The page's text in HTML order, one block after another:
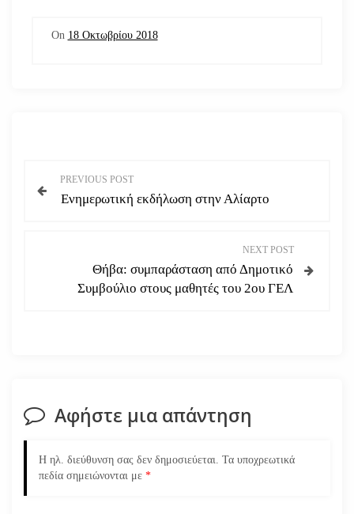
On 18 Οκτωβρίου 2018
η
ρ
PREVIOUS POST
Ενημερωτική εκδήλωση στην Αλίαρτο
NEXT POST
Θήβα: συμπαράσταση από Δημοτικό
Συμβούλιο στους μαθητές του 2ου ΓΕΛ
Αφήστε μια απάντηση
Η ηλ. διεύθυνση σας δεν δημοσιεύεται. Τα υποχρεωτικά
πεδία σημειώνονται με *